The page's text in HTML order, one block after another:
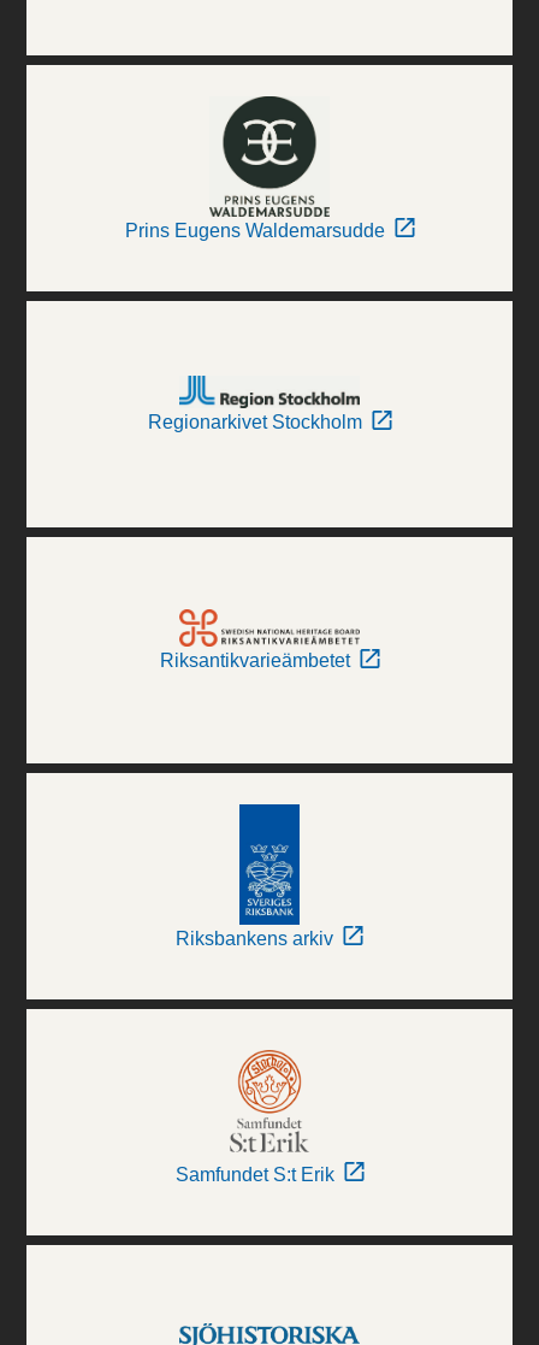
Prins Eugens Waldemarsudde
Regionarkivet Stockholm
Riksantikvarieämbetet
Riksbankens arkiv
Samfundet S:t Erik